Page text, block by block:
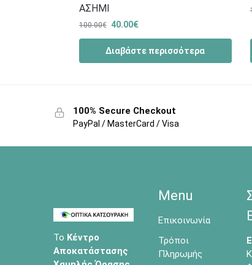
ΑΣΗΜΙ
100.00€ 40.00€
Διαβάστε περισσότερα
100% Secure Checkout
PayPal / MasterCard / Visa
Το Κέντρο
Αποκατάστασης
Menu
Επικοινωνία
Τρόποι
Πληρωμής